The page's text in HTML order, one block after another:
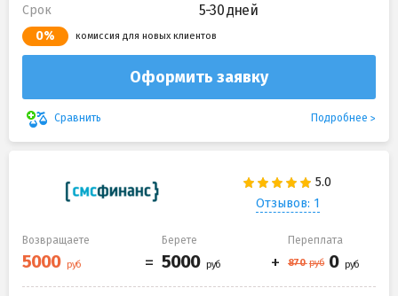
Срок 5-30 дней
0% комиссия для новых клиентов
Оформить заявку
Сравнить Подробнее
Отзывов: 1
Возвращаете Берете Переплата